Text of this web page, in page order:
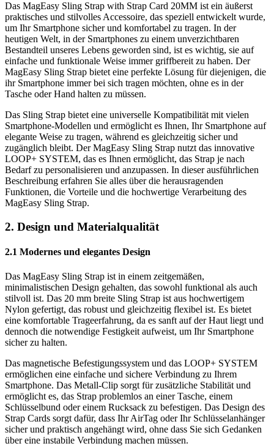
Das MagEasy Sling Strap with Strap Card 20MM ist ein äußerst
praktisches und stilvolles Accessoire, das speziell entwickelt wurde,
um Ihr Smartphone sicher und komfortabel zu tragen. In der
heutigen Welt, in der Smartphones zu einem unverzichtbaren
Bestandteil unseres Lebens geworden sind, ist es wichtig, sie auf
einfache und funktionale Weise immer griffbereit zu haben. Der
MagEasy Sling Strap bietet eine perfekte Lösung für diejenigen, die
ihr Smartphone immer bei sich tragen möchten, ohne es in der
Tasche oder Hand halten zu müssen.
Das Sling Strap bietet eine universelle Kompatibilität mit vielen
Smartphone-Modellen und ermöglicht es Ihnen, Ihr Smartphone auf
elegante Weise zu tragen, während es gleichzeitig sicher und
zugänglich bleibt. Der MagEasy Sling Strap nutzt das innovative
LOOP+ SYSTEM, das es Ihnen ermöglicht, das Strap je nach
Bedarf zu personalisieren und anzupassen. In dieser ausführlichen
Beschreibung erfahren Sie alles über die herausragenden
Funktionen, die Vorteile und die hochwertige Verarbeitung des
MagEasy Sling Strap.
2. Design und Materialqualität
2.1 Modernes und elegantes Design
Das MagEasy Sling Strap ist in einem zeitgemäßen,
minimalistischen Design gehalten, das sowohl funktional als auch
stilvoll ist. Das 20 mm breite Sling Strap ist aus hochwertigem
Nylon gefertigt, das robust und gleichzeitig flexibel ist. Es bietet
eine komfortable Trageerfahrung, da es sanft auf der Haut liegt und
dennoch die notwendige Festigkeit aufweist, um Ihr Smartphone
sicher zu halten.
Das magnetische Befestigungssystem und das LOOP+ SYSTEM
ermöglichen eine einfache und sichere Verbindung zu Ihrem
Smartphone. Das Metall-Clip sorgt für zusätzliche Stabilität und
ermöglicht es, das Strap problemlos an einer Tasche, einem
Schlüsselbund oder einem Rucksack zu befestigen. Das Design des
Strap Cards sorgt dafür, dass Ihr AirTag oder Ihr Schlüsselanhänger
sicher und praktisch angehängt wird, ohne dass Sie sich Gedanken
über eine instabile Verbindung machen müssen.